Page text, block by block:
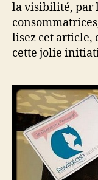
la visibilité, par
lisez cet article,
cette jolie